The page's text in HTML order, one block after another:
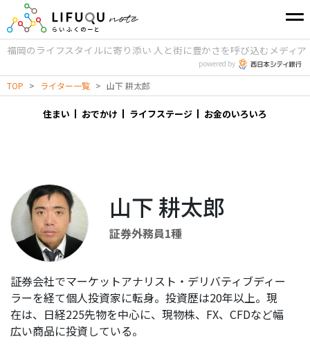
福岡のライフスタイルに寄り添い 人と街に豊かさを呼び込むメディア
powered by
TOP > ライター一覧 > 山下 耕太郎
住まい おでかけ ライフステージ お金のいろいろ
山下 耕太郎
証券外務員1種
証券会社でマーケットアナリスト・デリバティブディー
ラーを経て個人投資家に転身。投資歴は20年以上。現
在は、日経225先物を中心に、現物株、FX、CFDなど幅
広い商品に投資している。